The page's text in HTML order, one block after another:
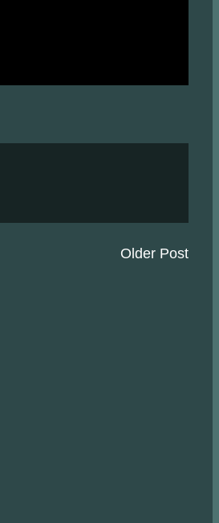
Older Post